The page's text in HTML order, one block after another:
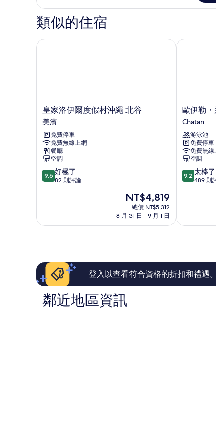
所
有
片
雙
床
房,
非
吸
類似的住宿
皇
家
洛
伊
爾
度
假
村
沖
濱
皇家洛伊爾度假村沖繩 北谷
美濱
免費停車
免費無線上網
餐廳
空調
9.6
分，
好
則
論
9.6 好極了
82 則評論
現
在
價
NT$4,819
總價 NT$5,312
8 月 31 日 - 9 月 1 日
皇家洛伊爾度假村沖繩 北谷
歐
伊
勒・
拜・
賽
拉・
度
假
村
歐伊勒
Chatan
游泳池
免費停車
免費無線
空調
9.2
分，
太
則
評
論
9.2 太棒了
489 則
歐伊勒・
登入以查看符合資格的折扣和禮遇
鄰近地區資訊